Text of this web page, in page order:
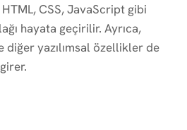
CSS, JavaScript gibi
hayata geçirilir. Ayrıca,
diğer yazılımsal özellikler de